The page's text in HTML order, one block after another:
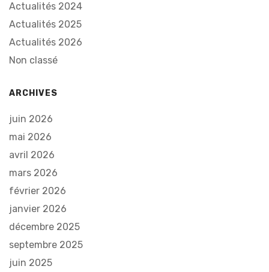
Actualités 2024
Actualités 2025
Actualités 2026
Non classé
ARCHIVES
juin 2026
mai 2026
avril 2026
mars 2026
février 2026
janvier 2026
décembre 2025
septembre 2025
juin 2025